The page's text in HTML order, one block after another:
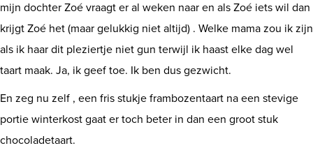
Collectie
Ontdek ATAG
Inspiratie
mijn dochter Zoé vraagt er al weken naar en als Zoé iets wil dan
krijgt Zoé het (maar gelukkig niet altijd) . Welke mama zou ik zijn
als ik haar dit pleziertje niet gun terwijl ik haast elke dag wel
taart maak. Ja, ik geef toe. Ik ben dus gezwicht.
En zeg nu zelf , een fris stukje frambozentaart na een stevige
portie winterkost gaat er toch beter in dan een groot stuk
chocoladetaart.